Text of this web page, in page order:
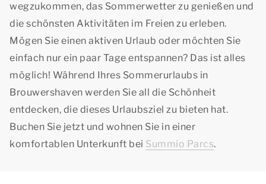
wegzukommen, das Sommerwetter zu genießen und
die schönsten Aktivitäten im Freien zu erleben.
Mögen Sie einen aktiven Urlaub oder möchten Sie
einfach nur ein paar Tage entspannen? Das ist alles
möglich! Während Ihres Sommerurlaubs in
Brouwershaven werden Sie all die Schönheit
entdecken, die dieses Urlaubsziel zu bieten hat.
Buchen Sie jetzt und wohnen Sie in einer
komfortablen Unterkunft bei Summio Parcs.